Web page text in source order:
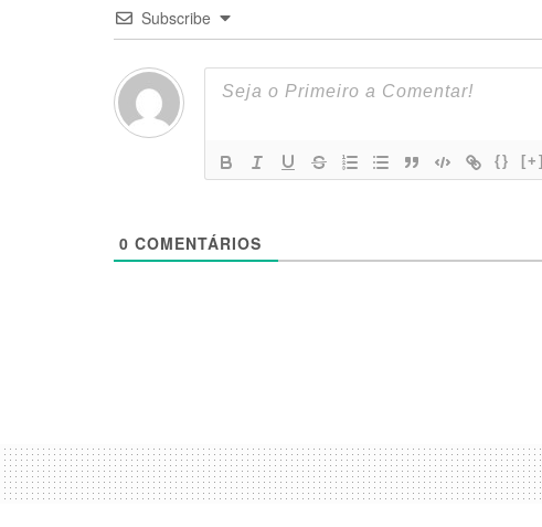
Subscribe
{} [+]
0 COMENTÁRIOS